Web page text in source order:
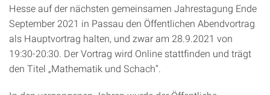
Hesse auf der nächsten gemeinsamen Jahrestagung Ende
September 2021 in Passau den Öffentlichen Abendvortrag
als Hauptvortrag halten, und zwar am 28.9.2021 von
19:30-20:30. Der Vortrag wird Online stattfinden und trägt
den Titel „Mathematik und Schach“.